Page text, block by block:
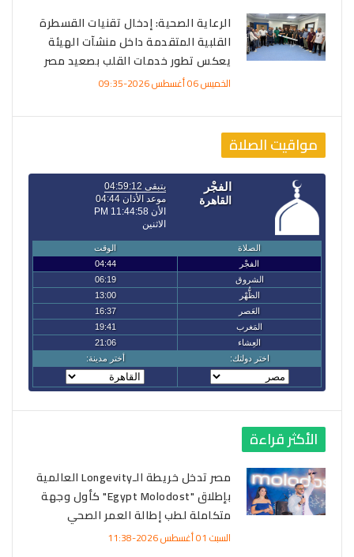
الرعاية الصحية: إدخال تقنيات القسطرة
القلبية المتقدمة داخل منشآت الهيئة
يعكس تطور خدمات القلب بصعيد مصر
الخميس 06 أغسطس 2026-09:35
مواقيت الصلاة
الأكثر قراءة
مصر تدخل خريطة الـLongevity العالمية
بإطلاق "Egypt Molodost" كأول وجهة
متكاملة لطب إطالة العمر الصحي
السبت 01 أغسطس 2026-11:38